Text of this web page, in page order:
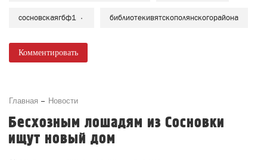
сосновскаягбф1 библиотекивятскополянскогорайона
Комментировать
Главная Новости
Бесхозным лошадям из Сосновки
ищут новый дом